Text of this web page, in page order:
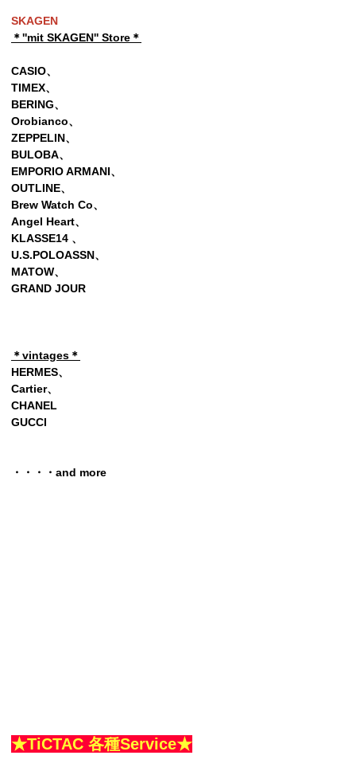
SKAGEN
＊''mit SKAGEN'' Store＊
CASIO、
TIMEX、
BERING、
Orobianco、
ZEPPELIN、
BULOBA、
EMPORIO ARMANI、
OUTLINE、
Brew Watch Co、
Angel Heart、
KLASSE14 、
U.S.POLOASSN、
MATOW、
GRAND JOUR
＊vintages＊
HERMES、
Cartier、
CHANEL
GUCCI
・・・・and more
★TiCTAC 各種Service★